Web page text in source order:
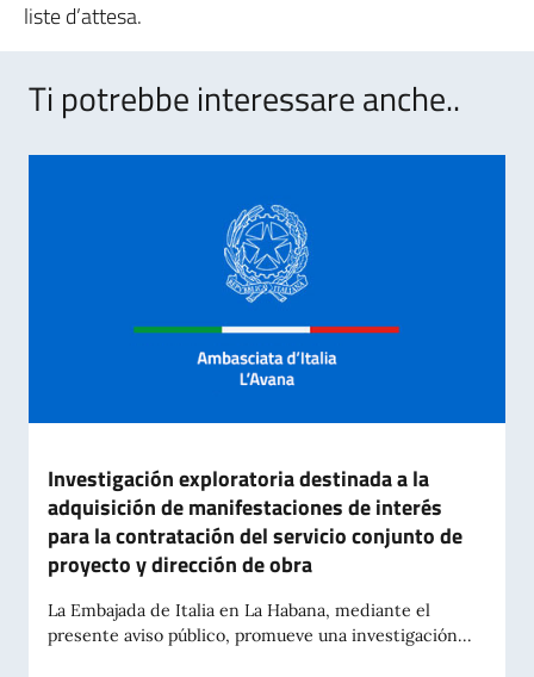
liste d’attesa.
Ti potrebbe interessare anche..
Investigación exploratoria destinada a la
adquisición de manifestaciones de interés
para la contratación del servicio conjunto de
proyecto y dirección de obra
La Embajada de Italia en La Habana, mediante el
presente aviso público, promueve una investigación...